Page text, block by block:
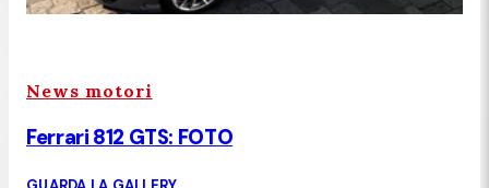
News motori
Ferrari 812 GTS: FOTO